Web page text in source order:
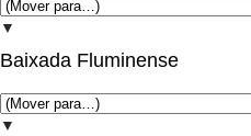
▼
Baixada Fluminense
▼